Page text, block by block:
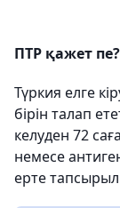
ПТР қажет пе?
Түркия елге
бірін талап
келуден 72
немесе
ерте